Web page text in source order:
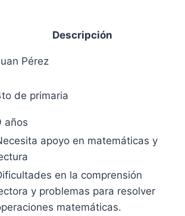
Descripción
Pérez
de primaria
años
apoyo en matemáticas y
en la comprensión
y problemas para resolver
matemáticas.